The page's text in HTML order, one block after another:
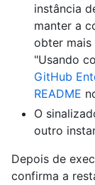
instância
manter a
obter mais
"Usando
GitHub
README
O
outro
Depois de
confirma a